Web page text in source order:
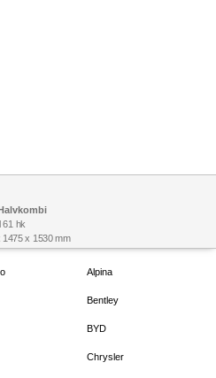
Halvkombi
61 hk
1475 x 1530 mm
Alpina
Bentley
BYD
Chrysler